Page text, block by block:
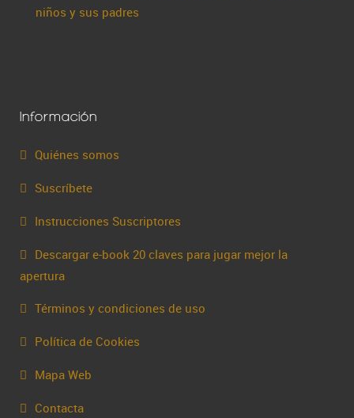
niños y sus padres
Información
Quiénes somos
Suscríbete
Instrucciones Suscriptores
Descargar e-book 20 claves para jugar mejor la
apertura
Términos y condiciones de uso
Política de Cookies
Mapa Web
Contacta